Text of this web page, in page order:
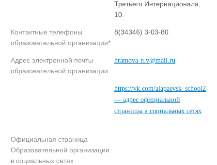
Третьего Интернационала,
10.
Контактные телефоны
образовательной организации*
8(34346) 3-03-80
Адрес электронной почты
образовательной организации
hramova-n.v@mail.ru
https://vk.com/alapaevsk_school2
— адрес официальной
страницы в социальных сетях
Официальная страница
Образовательной организации
в социальных сетях